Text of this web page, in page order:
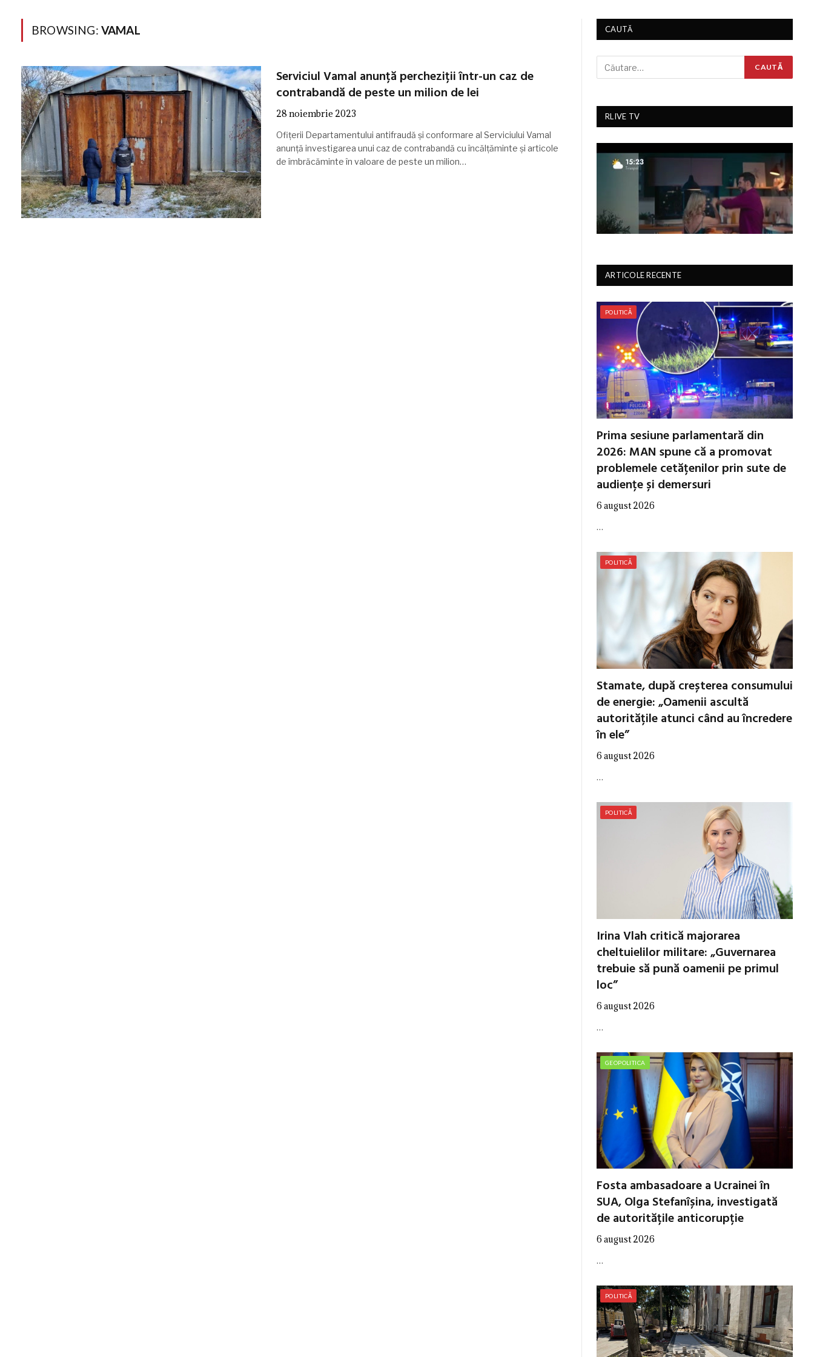
BROWSING: VAMAL
Serviciul Vamal anunță percheziții într-un caz de
contrabandă de peste un milion de lei
28 noiembrie 2023
Ofițerii Departamentului antifraudă și conformare al Serviciului Vamal
anunță investigarea unui caz de contrabandă cu încălțăminte și articole
de îmbrăcăminte în valoare de peste un milion…
CAUTĂ
RLIVE TV
ARTICOLE RECENTE
POLITICĂ
Prima sesiune parlamentară din
2026: MAN spune că a promovat
problemele cetățenilor prin sute de
audiențe și demersuri
6 august 2026
…
POLITICĂ
Stamate, după creșterea consumului
de energie: „Oamenii ascultă
autoritățile atunci când au încredere
în ele”
6 august 2026
…
POLITICĂ
Irina Vlah critică majorarea
cheltuielilor militare: „Guvernarea
trebuie să pună oamenii pe primul
loc”
6 august 2026
…
GEOPOLITICA
Fosta ambasadoare a Ucrainei în
SUA, Olga Stefanîșina, investigată
de autoritățile anticorupție
6 august 2026
…
POLITICĂ